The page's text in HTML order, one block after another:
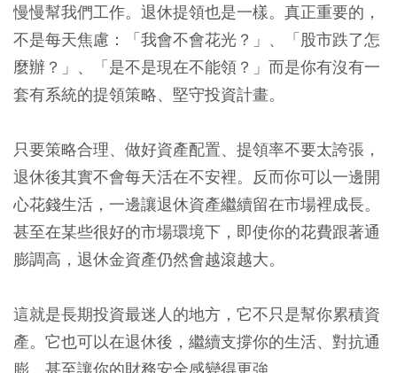
慢慢幫我們工作。退休提領也是一樣。真正重要的，
不是每天焦慮：「我會不會花光？」、「股市跌了怎
麼辦？」、「是不是現在不能領？」而是你有沒有一
套有系統的提領策略、堅守投資計畫。
只要策略合理、做好資產配置、提領率不要太誇張，
退休後其實不會每天活在不安裡。反而你可以一邊開
心花錢生活，一邊讓退休資產繼續留在市場裡成長。
甚至在某些很好的市場環境下，即使你的花費跟著通
膨調高，退休金資產仍然會越滾越大。
這就是長期投資最迷人的地方，它不只是幫你累積資
產。它也可以在退休後，繼續支撐你的生活、對抗通